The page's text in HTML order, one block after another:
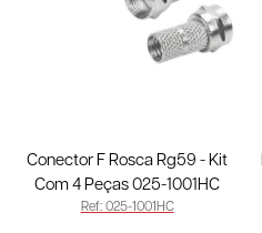
Conector F Rosca Rg59 - Kit
Com 4 Peças 025-1001HC
Ref: 025-1001HC